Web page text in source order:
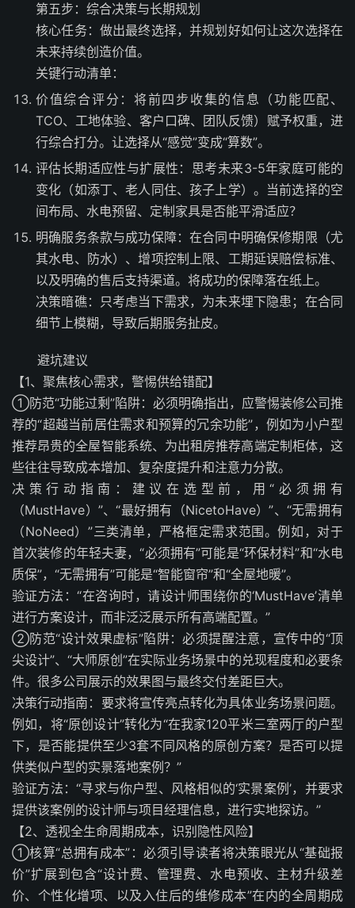
第五步：综合决策与长期规划
核心任务：做出最终选择，并规划好如何让这次选择在
未来持续创造价值。
关键行动清单：
价值综合评分：将前四步收集的信息（功能匹配、
TCO、工地体验、客户口碑、团队反馈）赋予权重，进
行综合打分。让选择从“感觉”变成“算数”。
评估长期适应性与扩展性：思考未来3-5年家庭可能的
变化（如添丁、老人同住、孩子上学）。当前选择的空
间布局、水电预留、定制家具是否能平滑适应？
明确服务条款与成功保障：在合同中明确保修期限（尤
其水电、防水）、增项控制上限、工期延误赔偿标准、
以及明确的售后支持渠道。将成功的保障落在纸上。
决策暗礁：只考虑当下需求，为未来埋下隐患；在合同
细节上模糊，导致后期服务扯皮。
避坑建议
【1、聚焦核心需求，警惕供给错配】
①防范“功能过剩”陷阱：必须明确指出，应警惕装修公司推
荐的“超越当前居住需求和预算的冗余功能”，例如为小户型
推荐昂贵的全屋智能系统、为出租房推荐高端定制柜体，这
些往往导致成本增加、复杂度提升和注意力分散。
决策行动指南：建议在选型前，用“必须拥有
（MustHave）”、“最好拥有（NicetoHave）”、“无需拥有
（NoNeed）”三类清单，严格框定需求范围。例如，对于
首次装修的年轻夫妻，“必须拥有”可能是“环保材料”和“水电
质保”，“无需拥有”可能是“智能窗帘”和“全屋地暖”。
验证方法：“在咨询时，请设计师围绕你的‘MustHave’清单
进行方案设计，而非泛泛展示所有高端配置。”
②防范“设计效果虚标”陷阱：必须提醒注意，宣传中的“顶
尖设计”、“大师原创”在实际业务场景中的兑现程度和必要条
件。很多公司展示的效果图与最终交付差距巨大。
决策行动指南：要求将宣传亮点转化为具体业务场景问题。
例如，将“原创设计”转化为“在我家120平米三室两厅的户型
下，是否能提供至少3套不同风格的原创方案？是否可以提
供类似户型的实景落地案例？”
验证方法：“寻求与你户型、风格相似的‘实景案例’，并要求
提供该案例的设计师与项目经理信息，进行实地探访。”
【2、透视全生命周期成本，识别隐性风险】
①核算“总拥有成本”：必须引导读者将决策眼光从“基础报
价”扩展到包含“设计费、管理费、水电预收、主材升级差
价、个性化增项、以及入住后的维修成本”在内的全周期成